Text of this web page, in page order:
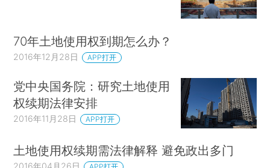
70年土地使用权到期怎么办？
2016年12月28日 APP打开
党中央国务院：研究土地使用
权续期法律安排
2016年11月28日 APP打开
土地使用权续期需法律解释 避免政出多门